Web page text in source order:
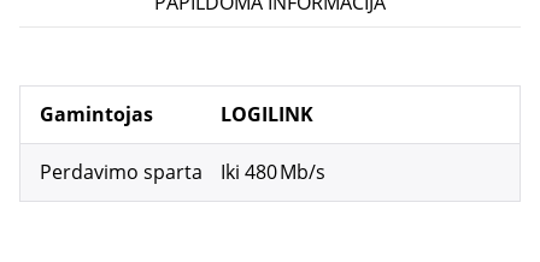
Gamintojas LOGILINK
Perdavimo sparta Iki 480 Mb/s